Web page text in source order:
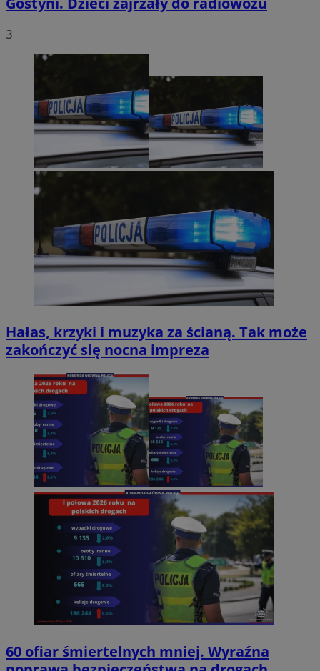
3
Hałas, krzyki i muzyka za ścianą. Tak może
zakończyć się nocna impreza
60 ofiar śmiertelnych mniej. Wyraźna